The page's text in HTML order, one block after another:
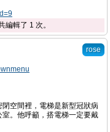
輯了 1 次。
rose
空間裡，電梯是新型冠狀病
。他呼籲，搭電梯一定要戴